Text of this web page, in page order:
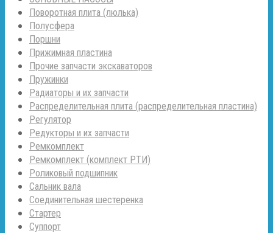
Поворотная плита (люлька)
Полусфера
Поршни
Прижимная пластина
Прочие запчасти экскаваторов
Пружинки
Радиаторы и их запчасти
Распределительная плита (распределительная пластина)
Регулятор
Редукторы и их запчасти
Ремкомплект
Ремкомплект (комплект РТИ)
Роликовый подшипник
Сальник вала
Соединительная шестеренка
Стартер
Суппорт